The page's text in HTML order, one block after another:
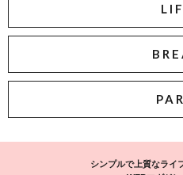
シンプルで上質なライ